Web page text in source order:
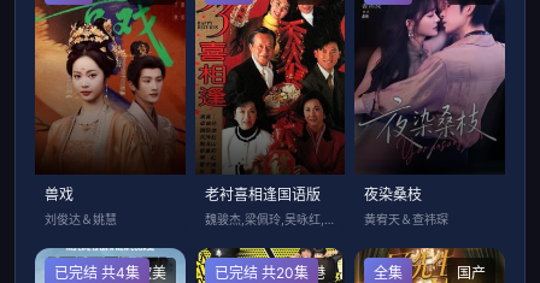
兽戏
刘俊达＆姚慧
老衬喜相逢国语版 夜染桑枝
黄宥天＆查祎琛
欧美
已完结 共4集 香港
已完结 共20集 国产
全集